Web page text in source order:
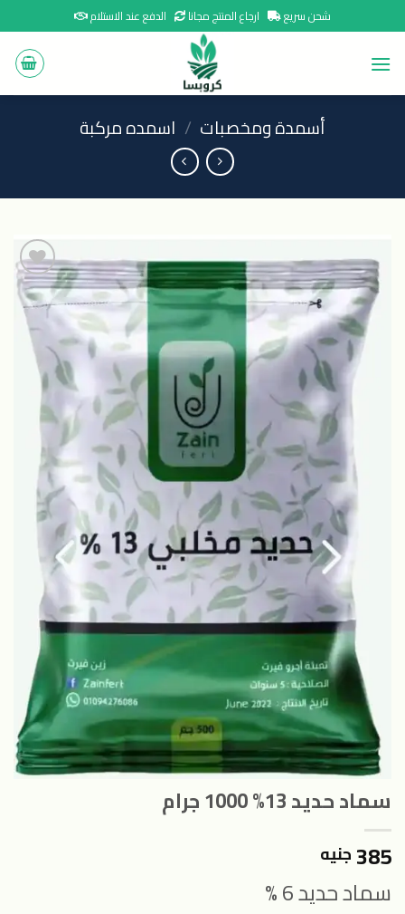
to
content
شحن سريع ارجاع المنتج مجانا الدفع عند الاستلام
أسمدة ومخصبات / اسمده مركبة
اضافة
الى
المنتجات
المفضلة
سماد حديد 13% 1000 جرام
385 جنيه
سماد حديد 6 %